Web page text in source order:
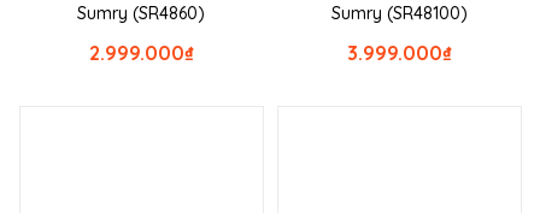
Sumry (SR4860)
₫
2.999.000
Sumry (SR48100)
₫
3.999.000